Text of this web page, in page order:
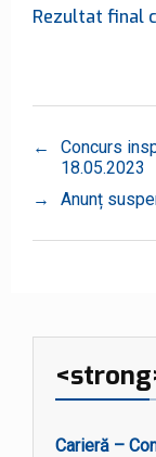
Rezultat final
←
Concurs
18.05.2023
→
Anunț
Carieră –